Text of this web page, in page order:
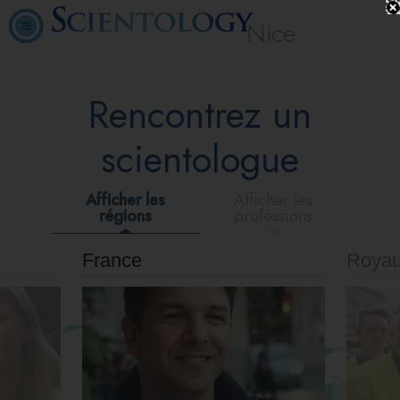
Nice
Rencontrez un
scientologue
Afficher les
régions
France